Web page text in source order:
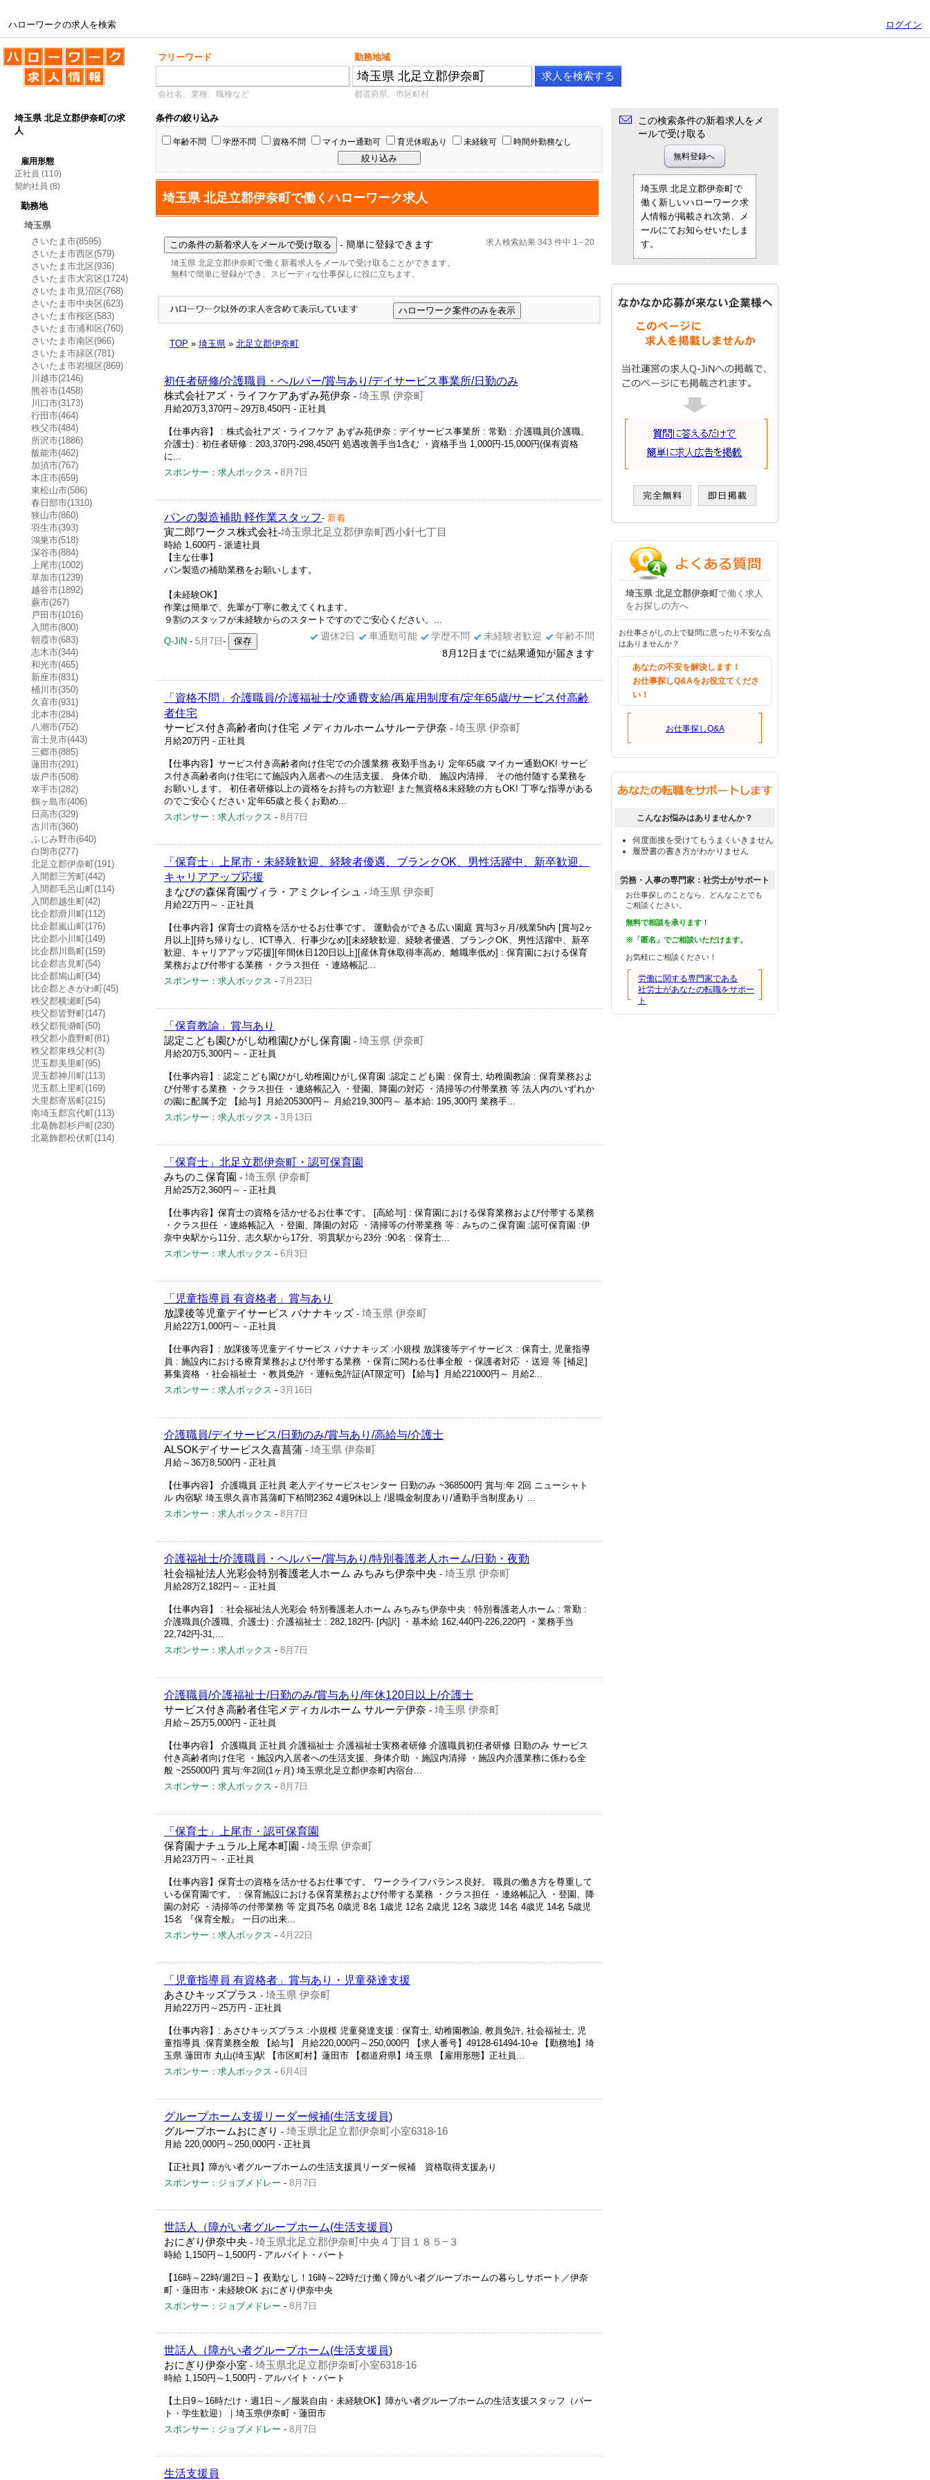
ハローワークの求人を検索 ログイン
ハローワークの求人を検索 フリーワード 勤務地域
会社名、業種、職種など 都道府県、市区町村
埼玉県 北足立郡伊奈町の求
人
雇用形態
正社員 (110)
契約社員 (8)
勤務地
埼玉県
さいたま市(8595)
さいたま市西区(579)
さいたま市北区(936)
さいたま市大宮区(1724)
さいたま市見沼区(768)
さいたま市中央区(623)
さいたま市桜区(583)
さいたま市浦和区(760)
さいたま市南区(966)
さいたま市緑区(781)
さいたま市岩槻区(869)
川越市(2146)
熊谷市(1458)
川口市(3173)
行田市(464)
秩父市(484)
所沢市(1886)
飯能市(462)
加須市(767)
本庄市(659)
東松山市(586)
春日部市(1310)
狭山市(860)
羽生市(393)
鴻巣市(518)
深谷市(884)
上尾市(1002)
草加市(1239)
越谷市(1892)
蕨市(267)
戸田市(1016)
入間市(800)
朝霞市(683)
志木市(344)
和光市(465)
新座市(831)
桶川市(350)
久喜市(931)
北本市(284)
八潮市(752)
富士見市(443)
三郷市(885)
蓮田市(291)
坂戸市(508)
幸手市(282)
鶴ヶ島市(406)
日高市(329)
吉川市(360)
ふじみ野市(640)
白岡市(277)
北足立郡伊奈町(191)
入間郡三芳町(442)
入間郡毛呂山町(114)
入間郡越生町(42)
比企郡滑川町(112)
比企郡嵐山町(176)
比企郡小川町(149)
比企郡川島町(159)
比企郡吉見町(54)
比企郡鳩山町(34)
比企郡ときがわ町(45)
秩父郡横瀬町(54)
秩父郡皆野町(147)
秩父郡長瀞町(50)
秩父郡小鹿野町(81)
秩父郡東秩父村(3)
児玉郡美里町(95)
児玉郡神川町(113)
児玉郡上里町(169)
大里郡寄居町(215)
南埼玉郡宮代町(113)
北葛飾郡杉戸町(230)
北葛飾郡松伏町(114)
条件の絞り込み
年齢不問 学歴不問 資格不問 マイカー通勤可 育児休暇あり 未経験可 時間外勤務なし
埼玉県 北足立郡伊奈町で働くハローワーク求人
求人検索結果 343 件中 1 - 20
- 簡単に登録できます
埼玉県 北足立郡伊奈町で働く新着求人をメールで受け取ることができます。
無料で簡単に登録ができ、スピーディな仕事探しに役に立ちます。
TOP » 埼玉県 » 北足立郡伊奈町
初任者研修/介護職員・ヘルパー/賞与あり/デイサービス事業所/日勤のみ
株式会社アズ・ライフケアあずみ苑伊奈 - 埼玉県 伊奈町
月給20万3,370円～29万8,450円 - 正社員
【仕事内容】 : 株式会社アズ・ライフケア あずみ苑伊奈 : デイサービス事業所 : 常勤 : 介護職員(介護職、
介護士) : 初任者研修 : 203,370円-298,450円 処遇改善手当1含む ・資格手当 1,000円-15,000円(保有資格
に...
スポンサー：求人ボックス - 8月7日
パンの製造補助 軽作業スタッフ- 新着
寅二郎ワークス株式会社-埼玉県北足立郡伊奈町西小針七丁目
時給 1,600円 - 派遣社員
【主な仕事】
パン製造の補助業務をお願いします。
【未経験OK】
作業は簡単で、先輩が丁寧に教えてくれます。
９割のスタッフが未経験からのスタートですのでご安心ください。...
Q-JiN - 5月7日 - 週休2日 車通勤可能 学歴不問 未経験者歓迎
年齢不問
8月12日までに結果通知が届きます
「資格不問」介護職員/介護福祉士/交通費支給/再雇用制度有/定年65歳/サービス付高齢
者住宅
サービス付き高齢者向け住宅 メディカルホームサルーテ伊奈 - 埼玉県 伊奈町
月給20万円 - 正社員
【仕事内容】サービス付き高齢者向け住宅での介護業務 夜勤手当あり 定年65歳 マイカー通勤OK! サービ
ス付き高齢者向け住宅にて施設内入居者への生活支援、 身体介助、 施設内清掃、 その他付随する業務を
お願いします。 初任者研修以上の資格をお持ちの方歓迎! また無資格&未経験の方もOK! 丁寧な指導がある
のでご安心ください 定年65歳と長くお勤め...
スポンサー：求人ボックス - 8月7日
「保育士」上尾市・未経験歓迎、経験者優遇、ブランクOK、男性活躍中、新卒歓迎、
キャリアアップ応援
まなびの森保育園ヴィラ・アミクレイシュ - 埼玉県 伊奈町
月給22万円～ - 正社員
【仕事内容】保育士の資格を活かせるお仕事です。 運動会ができる広い園庭 賞与3ヶ月/残業5h内 [賞与2ヶ
月以上][持ち帰りなし、ICT導入、行事少なめ][未経験歓迎、経験者優遇、ブランクOK、男性活躍中、新卒
歓迎、キャリアアップ応援][年間休日120日以上][産休育休取得率高め、離職率低め] : 保育園における保育
業務および付帯する業務 ・クラス担任 ・連絡帳記...
スポンサー：求人ボックス - 7月23日
「保育教諭」賞与あり
認定こども園ひがし幼稚園ひがし保育園 - 埼玉県 伊奈町
月給20万5,300円～ - 正社員
【仕事内容】: 認定こども園ひがし幼稚園ひがし保育園 :認定こども園 : 保育士, 幼稚園教諭 : 保育業務およ
び付帯する業務 ・クラス担任 ・連絡帳記入 ・登園、降園の対応 ・清掃等の付帯業務 等 法人内のいずれか
の園に配属予定 【給与】月給205300円～ 月給219,300円～ 基本給: 195,300円 業務手...
スポンサー：求人ボックス - 3月13日
「保育士」北足立郡伊奈町・認可保育園
みちのこ保育園 - 埼玉県 伊奈町
月給25万2,360円～ - 正社員
【仕事内容】保育士の資格を活かせるお仕事です。 [高給与] : 保育園における保育業務および付帯する業務
・クラス担任 ・連絡帳記入 ・登園、降園の対応 ・清掃等の付帯業務 等 : みちのこ保育園 :認可保育園 :伊
奈中央駅から11分、志久駅から17分、羽貫駅から23分 :90名 : 保育士...
スポンサー：求人ボックス - 6月3日
「児童指導員 有資格者」賞与あり
放課後等児童デイサービス バナナキッズ - 埼玉県 伊奈町
月給22万1,000円～ - 正社員
【仕事内容】: 放課後等児童デイサービス バナナキッズ :小規模 放課後等デイサービス : 保育士, 児童指導
員 : 施設内における療育業務および付帯する業務 ・保育に関わる仕事全般 ・保護者対応 ・送迎 等 [補足]
募集資格 ・社会福祉士 ・教員免許 ・運転免許証(AT限定可) 【給与】月給221000円～ 月給2...
スポンサー：求人ボックス - 3月16日
介護職員/デイサービス/日勤のみ/賞与あり/高給与/介護士
ALSOKデイサービス久喜菖蒲 - 埼玉県 伊奈町
月給～36万8,500円 - 正社員
【仕事内容】 介護職員 正社員 老人デイサービスセンター 日勤のみ ~368500円 賞与:年 2回 ニューシャト
ル 内宿駅 埼玉県久喜市菖蒲町下栢間2362 4週9休以上 /退職金制度あり/通勤手当制度あり ...
スポンサー：求人ボックス - 8月7日
介護福祉士/介護職員・ヘルパー/賞与あり/特別養護老人ホーム/日勤・夜勤
社会福祉法人光彩会特別養護老人ホーム みちみち伊奈中央 - 埼玉県 伊奈町
月給28万2,182円～ - 正社員
【仕事内容】 : 社会福祉法人光彩会 特別養護老人ホーム みちみち伊奈中央 : 特別養護老人ホーム : 常勤 :
介護職員(介護職、介護士) : 介護福祉士 : 282,182円- [内訳] ・基本給 162,440円-226,220円 ・業務手当
22,742円-31,...
スポンサー：求人ボックス - 8月7日
介護職員/介護福祉士/日勤のみ/賞与あり/年休120日以上/介護士
サービス付き高齢者住宅メディカルホーム サルーテ伊奈 - 埼玉県 伊奈町
月給～25万5,000円 - 正社員
【仕事内容】 介護職員 正社員 介護福祉士 介護福祉士実務者研修 介護職員初任者研修 日勤のみ サービス
付き高齢者向け住宅 ・施設内入居者への生活支援、身体介助 ・施設内清掃 ・施設内介護業務に係わる全
般 ~255000円 賞与:年2回(1ヶ月) 埼玉県北足立郡伊奈町内宿台...
スポンサー：求人ボックス - 8月7日
「保育士」上尾市・認可保育園
保育園ナチュラル上尾本町園 - 埼玉県 伊奈町
月給23万円～ - 正社員
【仕事内容】保育士の資格を活かせるお仕事です。 ワークライフバランス良好。 職員の働き方を尊重して
いる保育園です。 : 保育施設における保育業務および付帯する業務 ・クラス担任 ・連絡帳記入 ・登園、降
園の対応 ・清掃等の付帯業務 等 定員75名 0歳児 8名 1歳児 12名 2歳児 12名 3歳児 14名 4歳児 14名 5歳児
15名 『保育全般』 一日の出来...
スポンサー：求人ボックス - 4月22日
「児童指導員 有資格者」賞与あり・児童発達支援
あさひキッズプラス - 埼玉県 伊奈町
月給22万円～25万円 - 正社員
【仕事内容】: あさひキッズプラス :小規模 児童発達支援 : 保育士, 幼稚園教諭, 教員免許, 社会福祉士, 児
童指導員 :保育業務全般 【給与】 月給220,000円～250,000円 【求人番号】49128-61494-10-e 【勤務地】埼
玉県 蓮田市 丸山(埼玉)駅 【市区町村】蓮田市 【都道府県】埼玉県 【雇用形態】正社員...
スポンサー：求人ボックス - 6月4日
グループホーム支援リーダー候補(生活支援員)
グループホームおにぎり - 埼玉県北足立郡伊奈町小室6318-16
月給 220,000円～250,000円 - 正社員
【正社員】障がい者グループホームの生活支援員リーダー候補 資格取得支援あり
スポンサー：ジョブメドレー - 8月7日
世話人（障がい者グループホーム(生活支援員)
おにぎり伊奈中央 - 埼玉県北足立郡伊奈町中央４丁目１８５−３
時給 1,150円～1,500円 - アルバイト・パート
【16時～22時/週2日～】夜勤なし！16時～22時だけ働く障がい者グループホームの暮らしサポート／伊奈
町・蓮田市・未経験OK おにぎり伊奈中央
スポンサー：ジョブメドレー - 8月7日
世話人（障がい者グループホーム(生活支援員)
おにぎり伊奈小室 - 埼玉県北足立郡伊奈町小室6318-16
時給 1,150円～1,500円 - アルバイト・パート
【土日9～16時だけ・週1日～／服装自由・未経験OK】障がい者グループホームの生活支援スタッフ（パー
ト・学生歓迎）｜埼玉県伊奈町・蓮田市
スポンサー：ジョブメドレー - 8月7日
生活支援員
この検索条件の新着求人をメ
ールで受け取る
埼玉県 北足立郡伊奈町で
働く新しいハローワーク求
人情報が掲載され次第、メ
ールにてお知らせいたしま
す。
埼玉県 北足立郡伊奈町で働く求人
をお探しの方へ
お仕事さがしの上で疑問に思ったり不安な点
はありませんか？
あなたの不安を解決します！
お仕事探しQ&Aをお役立てくださ
い！
お仕事探しQ&A
こんなお悩みはありませんか？
何度面接を受けてもうまくいきません
履歴書の書き方がわかりません
労務・人事の専門家：社労士がサポート
お仕事探しのことなら、どんなことでも
ご相談ください。
無料で相談を承ります！
※「匿名」でご相談いただけます。
お気軽にご相談ください！
労働に関する専門家である
社労士があなたの転職をサポー
ト